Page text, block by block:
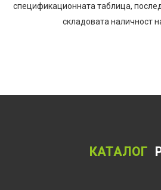
спецификационната таблица,
складовата наличност
КАТАЛОГ